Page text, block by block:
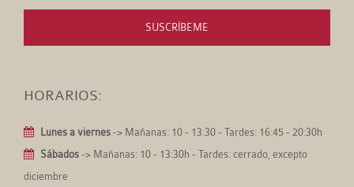
SUSCRÍBEME
HORARIOS:
Lunes a viernes -> Mañanas: 10 - 13:30 - Tardes: 16:45 - 20:30h
Sábados -> Mañanas: 10 - 13:30h - Tardes: cerrado, excepto
diciembre